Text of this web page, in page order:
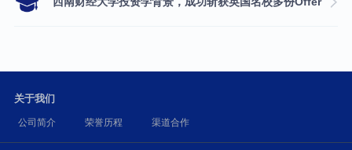
关于我们
公司简介 荣誉历程 渠道合作